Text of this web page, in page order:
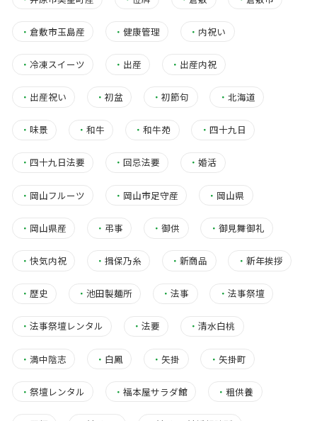
・ 倉敷市玉島産 ・健康管理 ・ 内祝い
・ 冷凍スイーツ ・ 出産 ・ 出産内祝
・ 出産祝い ・初盆 ・初節句 ・ 北海道
・ 味景 ・和牛 ・和牛苑 ・ 四十九日
・ 四十九日法要 ・回忌法要 ・婚活
・ 岡山フルーツ ・ 岡山市足守産 ・ 岡山県
・ 岡山県産 ・ 弔事 ・御供 ・ 御見舞御礼
・ 快気内祝 ・揖保乃糸 ・新商品 ・ 新年挨拶
・ 歴史 ・池田製麺所 ・法事 ・ 法事祭壇
・ 法事祭壇レンタル ・法要 ・清水白桃
・ 満中陰志 ・ 白鳳 ・矢掛 ・ 矢掛町
・ 祭壇レンタル ・福本屋サラダ館 ・ 粗供養